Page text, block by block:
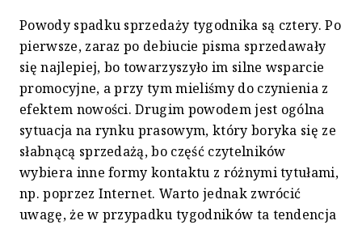
Powody spadku sprzedaży tygodnika są cztery. Po
pierwsze, zaraz po debiucie pisma sprzedawały
się najlepiej, bo towarzyszyło im silne wsparcie
promocyjne, a przy tym mieliśmy do czynienia z
efektem nowości. Drugim powodem jest ogólna
sytuacja na rynku prasowym, który boryka się ze
słabnącą sprzedażą, bo część czytelników
wybiera inne formy kontaktu z różnymi tytułami,
np. poprzez Internet. Warto jednak zwrócić
uwagę, że w przypadku tygodników ta tendencja